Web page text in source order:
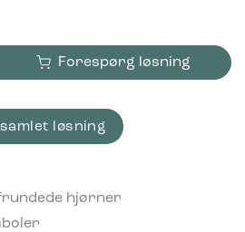
cm Selvklæbende Sort antal
Forespørg løsning
løsning
hjørner